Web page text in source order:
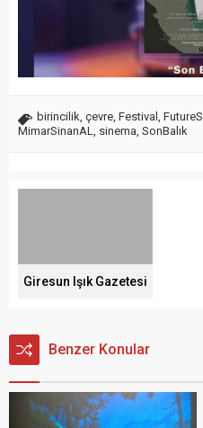
birincilik çevre Festival
MimarSinanAL
sinema SonBalık
Giresun Işık Gazetesi
Benzer Konular